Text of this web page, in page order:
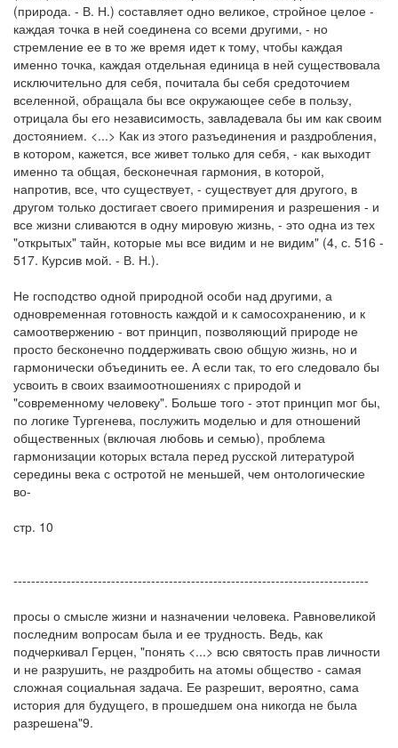
(природа. - В. Н.) составляет одно великое, стройное целое -
каждая точка в ней соединена со всеми другими, - но
стремление ее в то же время идет к тому, чтобы каждая
именно точка, каждая отдельная единица в ней существовала
исключительно для себя, почитала бы себя средоточием
вселенной, обращала бы все окружающее себе в пользу,
отрицала бы его независимость, завладевала бы им как своим
достоянием. <...> Как из этого разъединения и раздробления,
в котором, кажется, все живет только для себя, - как выходит
именно та общая, бесконечная гармония, в которой,
напротив, все, что существует, - существует для другого, в
другом только достигает своего примирения и разрешения - и
все жизни сливаются в одну мировую жизнь, - это одна из тех
"открытых" тайн, которые мы все видим и не видим" (4, с. 516 -
517. Курсив мой. - В. Н.).
Не господство одной природной особи над другими, а
одновременная готовность каждой и к самосохранению, и к
самоотвержению - вот принцип, позволяющий природе не
просто бесконечно поддерживать свою общую жизнь, но и
гармонически объединить ее. А если так, то его следовало бы
усвоить в своих взаимоотношениях с природой и
"современному человеку". Больше того - этот принцип мог бы,
по логике Тургенева, послужить моделью и для отношений
общественных (включая любовь и семью), проблема
гармонизации которых встала перед русской литературой
середины века с остротой не меньшей, чем онтологические
во-
стр. 10
--------------------------------------------------------------------------------
просы о смысле жизни и назначении человека. Равновеликой
последним вопросам была и ее трудность. Ведь, как
подчеркивал Герцен, "понять <...> всю святость прав личности
и не разрушить, не раздробить на атомы общество - самая
сложная социальная задача. Ее разрешит, вероятно, сама
история для будущего, в прошедшем она никогда не была
разрешена"9.